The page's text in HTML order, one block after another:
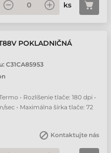
ks
POKLADNIČNÁ
C31CA85953
• Rozlíšenie tlače: 180 dpi •
• Maximálna šírka tlače: 72
Kontaktujte nás